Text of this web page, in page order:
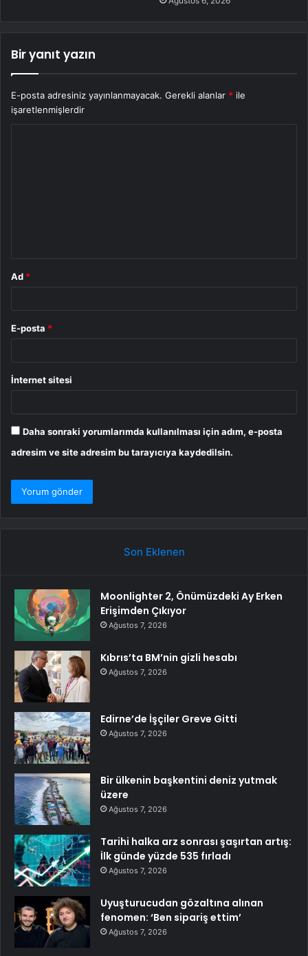
Bir yanıt yazın
E-posta adresiniz yayınlanmayacak. Gerekli alanlar * ile
işaretlenmişlerdir
Ad *
E-posta *
İnternet sitesi
Daha sonraki yorumlarımda kullanılması için adım, e-posta
adresim ve site adresim bu tarayıcıya kaydedilsin.
Son Eklenen
Moonlighter 2, Önümüzdeki Ay Erken
Erişimden Çıkıyor
Ağustos 7, 2026
Kıbrıs’ta BM’nin gizli hesabı
Ağustos 7, 2026
Edirne’de İşçiler Greve Gitti
Ağustos 7, 2026
Bir ülkenin başkentini deniz yutmak
üzere
Ağustos 7, 2026
Tarihi halka arz sonrası şaşırtan artış:
İlk günde yüzde 535 fırladı
Ağustos 7, 2026
Uyuşturucudan gözaltına alınan
fenomen: ‘Ben sipariş ettim’
Ağustos 7, 2026